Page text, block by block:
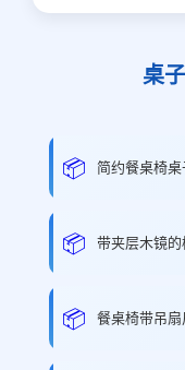
桌
📦 简约餐桌椅
📦 带夹层木镜
📦 餐桌椅带吊